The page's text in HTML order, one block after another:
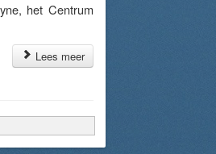
het Centrum
Lees meer